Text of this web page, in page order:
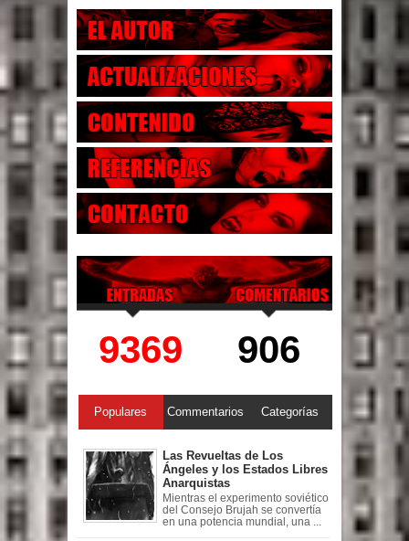
9369 906
Populares Commentarios Categorías
Las Revueltas de Los
Ángeles y los Estados Libres
Anarquistas
Mientras el experimento soviético
del Consejo Brujah se convertía
en una potencia mundial, una ...